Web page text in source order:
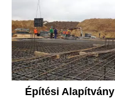
Építési Alapítvány